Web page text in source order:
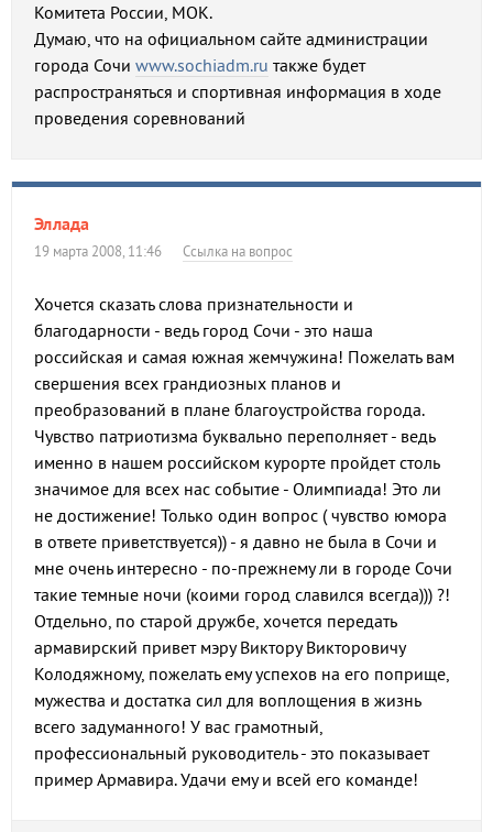
Комитета России, МОК.
Думаю, что на официальном сайте администрации
города Сочи www.sochiadm.ru также будет
распространяться и спортивная информация в ходе
проведения соревнований
Эллада
19 марта 2008, 11:46 Ссылка на вопрос
Хочется сказать слова признательности и
благодарности - ведь город Сочи - это наша
российская и самая южная жемчужина! Пожелать вам
свершения всех грандиозных планов и
преобразований в плане благоустройства города.
Чувство патриотизма буквально переполняет - ведь
именно в нашем российском курорте пройдет столь
значимое для всех нас событие - Олимпиада! Это ли
не достижение! Только один вопрос ( чувство юмора
в ответе приветствуется)) - я давно не была в Сочи и
мне очень интересно - по-прежнему ли в городе Сочи
такие темные ночи (коими город славился всегда))) ?!
Отдельно, по старой дружбе, хочется передать
армавирский привет мэру Виктору Викторовичу
Колодяжному, пожелать ему успехов на его поприще,
мужества и достатка сил для воплощения в жизнь
всего задуманного! У вас грамотный,
профессиональный руководитель - это показывает
пример Армавира. Удачи ему и всей его команде!